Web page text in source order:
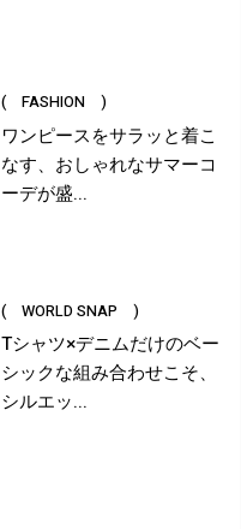
( FASHION )
ワンピースをサラッと着こ
なす、おしゃれなサマーコ
ーデが盛...
( WORLD SNAP )
Tシャツ×デニムだけのベー
シックな組み合わせこそ、
シルエッ...